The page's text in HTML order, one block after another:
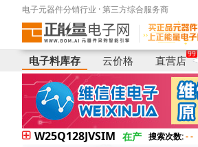
电子元器件分销行业 · 第三方综合服务商
电子料库存 云价格 直营店
99
W25Q128JVSIM 在产 搜索次数:- -
电子料库存 供应商